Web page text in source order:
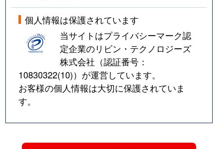
個人情報は保護されています
当サイトはプライバシーマーク認
定企業のリビン・テクノロジーズ
株式会社（認証番号：
10830322(10)）が運営しています。
お客様の個人情報は大切に保護されていま
す。